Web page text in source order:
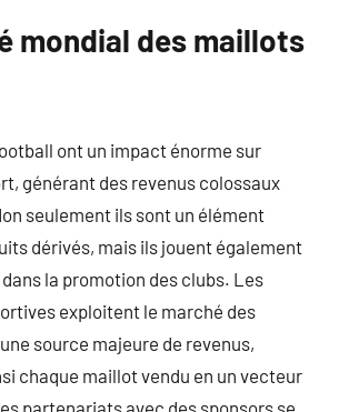
mondial des maillots
ont un impact énorme sur
générant des revenus colossaux
seulement ils sont un élément
dérivés, mais ils jouent également
la promotion des clubs. Les
exploitent le marché des
source majeure de revenus,
chaque maillot vendu en un vecteur
partenariats avec des sponsors se